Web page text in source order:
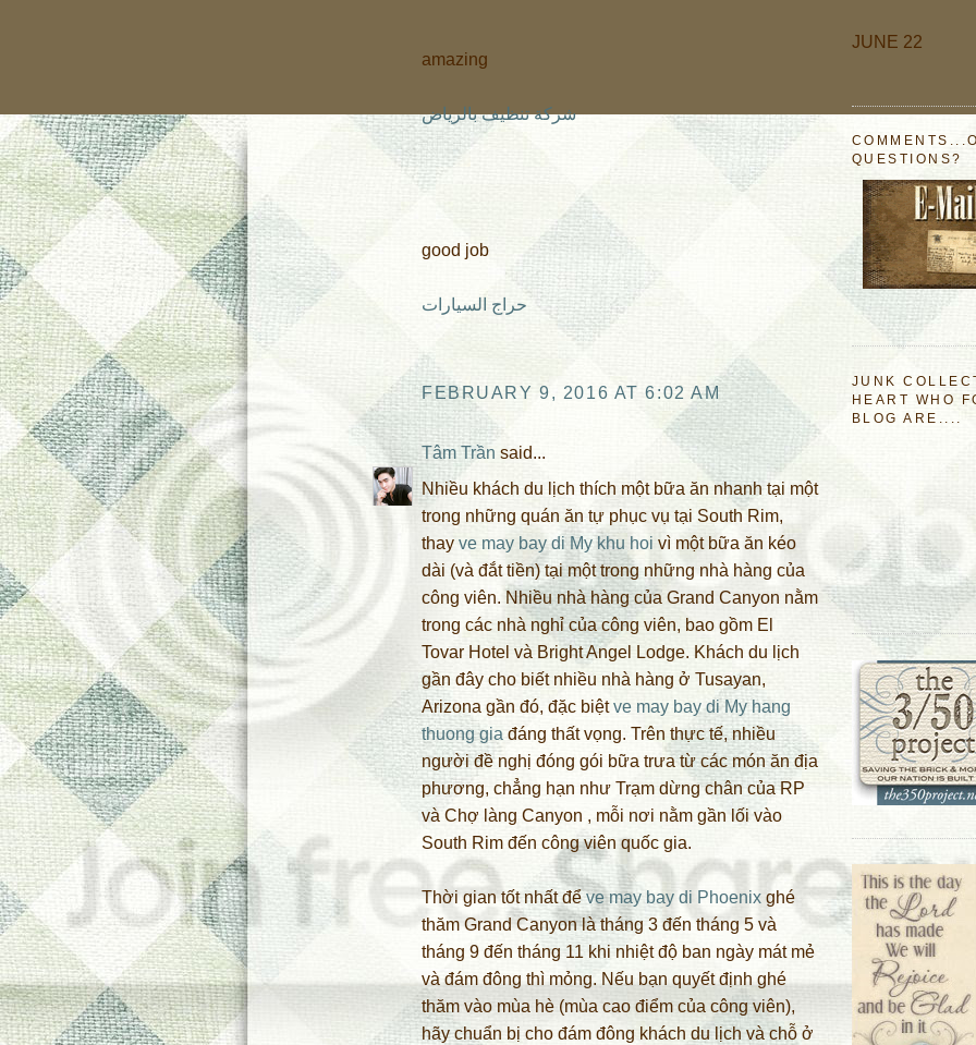
amazing
شركة تنظيف بالرياض
good job
حراج السيارات
FEBRUARY 9, 2016 AT 6:02 AM
Tâm Trần said...
Nhiều khách du lịch thích một bữa ăn nhanh tại một
trong những quán ăn tự phục vụ tại South Rim,
thay ve may bay di My khu hoi vì một bữa ăn kéo
dài (và đắt tiền) tại một trong những nhà hàng của
công viên. Nhiều nhà hàng của Grand Canyon nằm
trong các nhà nghỉ của công viên, bao gồm El
Tovar Hotel và Bright Angel Lodge. Khách du lịch
gần đây cho biết nhiều nhà hàng ở Tusayan,
Arizona gần đó, đặc biệtve may bay di My hang
thuong gia đáng thất vọng. Trên thực tế, nhiều
người đề nghị đóng gói bữa trưa từ các món ăn địa
phương, chẳng hạn như Trạm dừng chân của RP
và Chợ làng Canyon , mỗi nơi nằm gần lối vào
South Rim đến công viên quốc gia.
Thời gian tốt nhất đểve may bay di Phoenix ghé
thăm Grand Canyon là tháng 3 đến tháng 5 và
tháng 9 đến tháng 11 khi nhiệt độ ban ngày mát mẻ
và đám đông thì mỏng. Nếu bạn quyết định ghé
thăm vào mùa hè (mùa cao điểm của công viên),
hãy chuẩn bị cho đám đông khách du lịch và chỗ ở
JUNE 22
QUESTIONS?
JUNK
HEART WHO
BLOG ARE....